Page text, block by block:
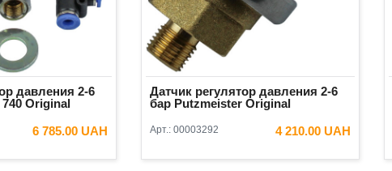
давления 2-6
Original
6 785.00 UAH
В КОРЗИНУ
Датчик регулятор давления 2-6
бар Putzmeister Original
Арт.: 00003292 4 210.00 UAH
В КОРЗИНУ